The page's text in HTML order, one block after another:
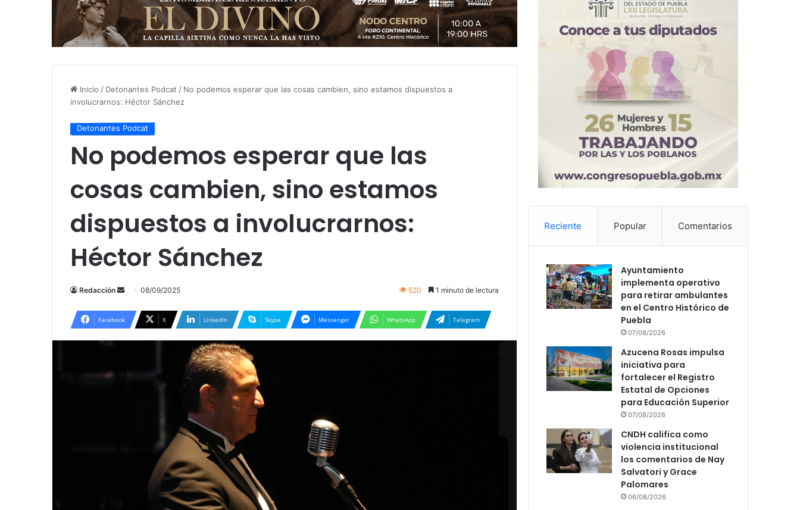
Inicio / Detonantes Podcat / No podemos esperar que las cosas cambien, sino estamos dispuestos a
involucrarnos: Héctor Sánchez
Detonantes Podcat
No podemos esperar que las
cosas cambien, sino estamos
dispuestos a involucrarnos:
Héctor Sánchez
Redacción
Send
email
08/09/2025 520 1 minuto de lectura
Facebook X LinkedIn Skype Messenger WhatsApp Telegram
Reciente Popular Comentarios
Ayuntamiento
implementa operativo
para retirar ambulantes
en el Centro Histórico de
Puebla
07/08/2026
Azucena Rosas impulsa
iniciativa para
fortalecer el Registro
Estatal de Opciones
para Educación Superior
07/08/2026
CNDH califica como
violencia institucional
los comentarios de Nay
Salvatori y Grace
Palomares
06/08/2026